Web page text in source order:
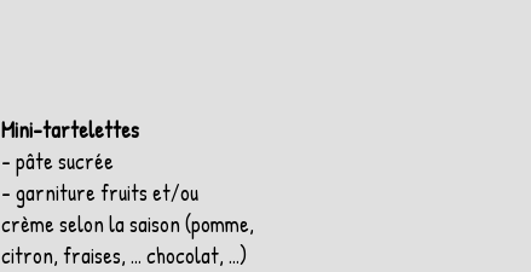
Mini-tartelettes
- pâte sucrée
- garniture fruits et/ou
crème selon la saison (pomme,
citron, fraises, ... chocolat, ...)